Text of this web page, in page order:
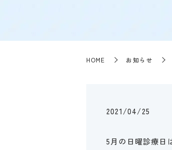
HOME お知らせ
2021/04/25
5月の日曜診療日